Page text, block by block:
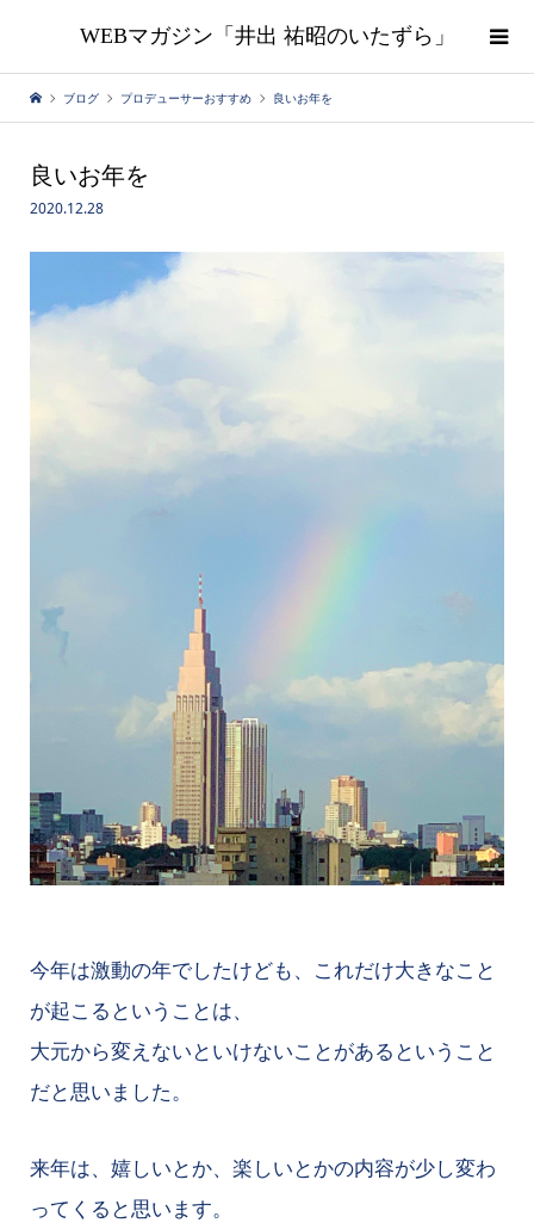
WEBマガジン「井出 祐昭のいたずら」
ブログ プロデューサーおすすめ 良いお年を
良いお年を
2020.12.28
今年は激動の年でしたけども、これだけ大きなこと
が起こるということは、
大元から変えないといけないことがあるということ
だと思いました。
来年は、嬉しいとか、楽しいとかの内容が少し変わ
ってくると思います。